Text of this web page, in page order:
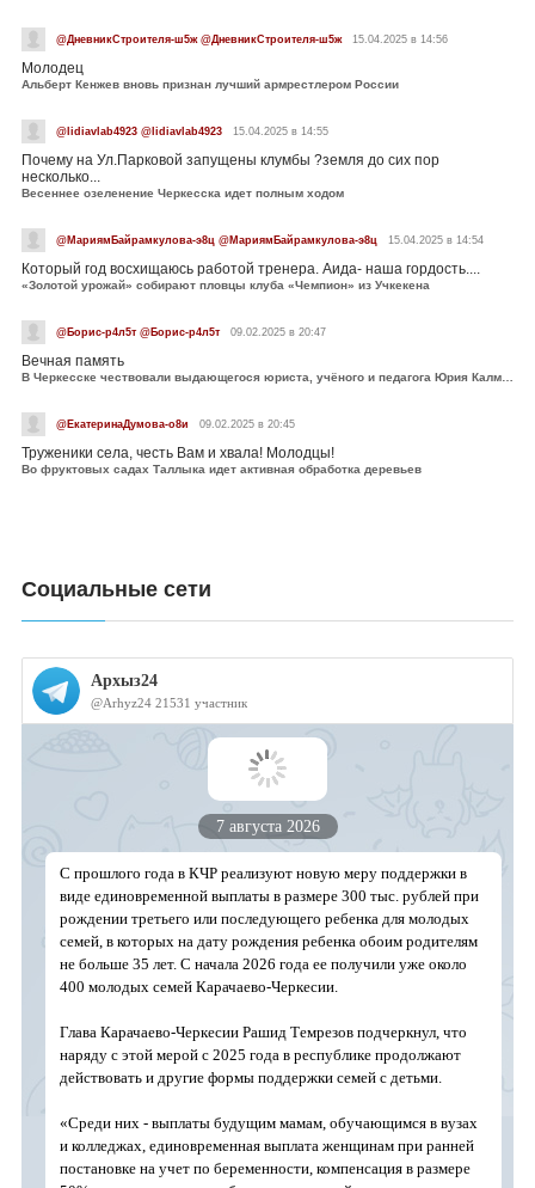
@ДневникСтроителя-ш5ж @ДневникСтроителя-ш5ж 15.04.2025 в 14:56
Молодец
Альберт Кенжев вновь признан лучший армрестлером России
@lidiavlab4923 @lidiavlab4923 15.04.2025 в 14:55
Почему на Ул.Парковой запущены клумбы ?земля до сих пор
несколько...
Весеннее озеленение Черкесска идет полным ходом
@МариямБайрамкулова-э8ц @МариямБайрамкулова-э8ц 15.04.2025 в 14:54
Который год восхищаюсь работой тренера. Аида- наша гордость....
«Золотой урожай» собирают пловцы клуба «Чемпион» из Учкекена
@Борис-р4л5т @Борис-р4л5т 09.02.2025 в 20:47
Вечная память
В Черкесске чествовали выдающегося юриста, учёного и педагога Юрия Калмыкова
@ЕкатеринаДумова-о8и 09.02.2025 в 20:45
Труженики села, честь Вам и хвала! Молодцы!
Во фруктовых садах Таллыка идет активная обработка деревьев
Социальные сети